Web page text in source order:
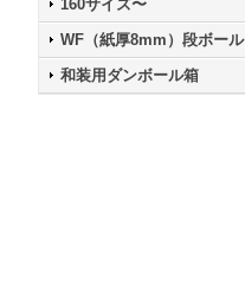
160サイズ〜
WF（紙厚8mm）段ボール
和装用ダンボール箱